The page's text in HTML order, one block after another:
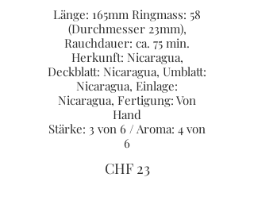
Länge: 165mm Ringmass: 58
(Durchmesser 23mm),
Rauchdauer: ca. 75 min.
Herkunft: Nicaragua,
Deckblatt: Nicaragua, Umblatt:
Nicaragua, Einlage:
Nicaragua, Fertigung: Von
Hand
Stärke: 3 von 6 / Aroma: 4 von
6
CHF 23